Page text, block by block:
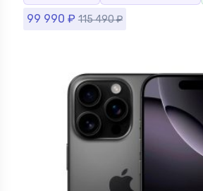
99 990 ₽ 115 490₽